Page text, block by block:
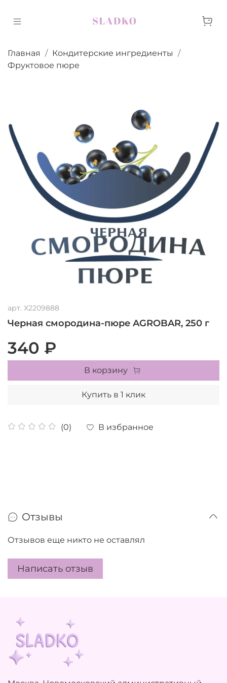
Главная
Кондитерские ингредиенты
Фруктовое пюре
арт. X2209888
Черная смородина-пюре AGROBAR, 250 г
(0) В избранное
340 ₽
В корзину
Купить в 1 клик
Отзывы
Отзывов еще никто не оставлял
Написать отзыв